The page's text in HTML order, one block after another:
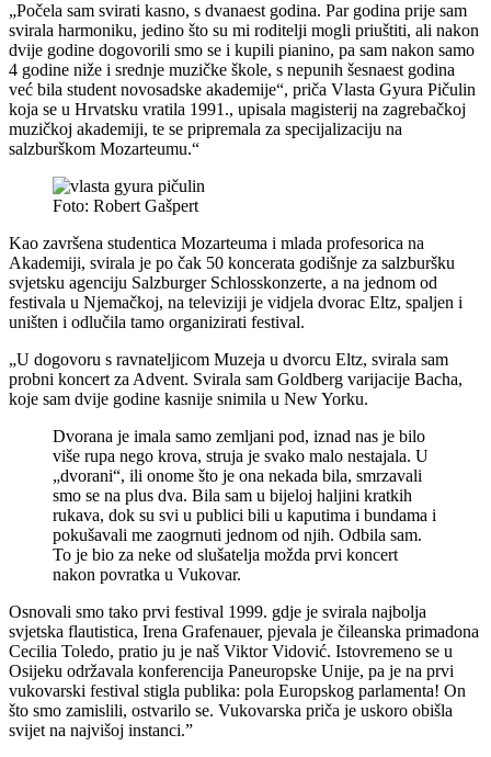
„Počela sam svirati kasno, s dvanaest godina. Par godina prije sam
svirala harmoniku, jedino što su mi roditelji mogli priuštiti, ali nakon
dvije godine dogovorili smo se i kupili pianino, pa sam nakon samo
4 godine niže i srednje muzičke škole, s nepunih šesnaest godina
već bila student novosadske akademije“, priča Vlasta Gyura Pičulin
koja se u Hrvatsku vratila 1991., upisala magisterij na zagrebačkoj
muzičkoj akademiji, te se pripremala za specijalizaciju na
salzburškom Mozarteumu.“
Foto: Robert Gašpert
Kao završena studentica Mozarteuma i mlada profesorica na
Akademiji, svirala je po čak 50 koncerata godišnje za salzburšku
svjetsku agenciju Salzburger Schlosskonzerte, a na jednom od
festivala u Njemačkoj, na televiziji je vidjela dvorac Eltz, spaljen i
uništen i odlučila tamo organizirati festival.
„U dogovoru s ravnateljicom Muzeja u dvorcu Eltz, svirala sam
probni koncert za Advent. Svirala sam Goldberg varijacije Bacha,
koje sam dvije godine kasnije snimila u New Yorku.
Dvorana je imala samo zemljani pod, iznad nas je bilo
više rupa nego krova, struja je svako malo nestajala. U
„dvorani“, ili onome što je ona nekada bila, smrzavali
smo se na plus dva. Bila sam u bijeloj haljini kratkih
rukava, dok su svi u publici bili u kaputima i bundama i
pokušavali me zaogrnuti jednom od njih. Odbila sam.
To je bio za neke od slušatelja možda prvi koncert
nakon povratka u Vukovar.
Osnovali smo tako prvi festival 1999. gdje je svirala najbolja
svjetska flautistica, Irena Grafenauer, pjevala je čileanska primadona
Cecilia Toledo, pratio ju je naš Viktor Vidović. Istovremeno se u
Osijeku održavala konferencija Paneuropske Unije, pa je na prvi
vukovarski festival stigla publika: pola Europskog parlamenta! On
što smo zamislili, ostvarilo se. Vukovarska priča je uskoro obišla
svijet na najvišoj instanci.”